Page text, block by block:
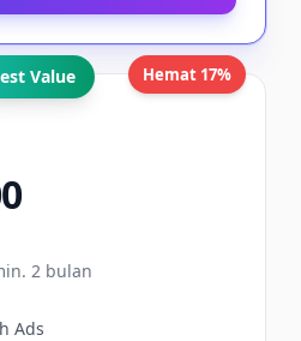
Value Hemat 17%
2 bulan
Ads